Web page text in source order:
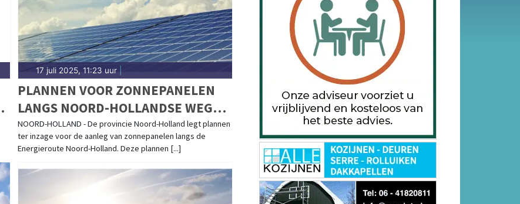
17 juli 2025, 11:23 uur|
PLANNEN VOOR ZONNEPANELEN
LANGS NOORD-HOLLANDSE WEGEN
TER INZAGE
NOORD-HOLLAND - De provincie Noord-Holland legt plannen
ter inzage voor de aanleg van zonnepanelen langs de
Energieroute Noord-Holland. Deze plannen [...]